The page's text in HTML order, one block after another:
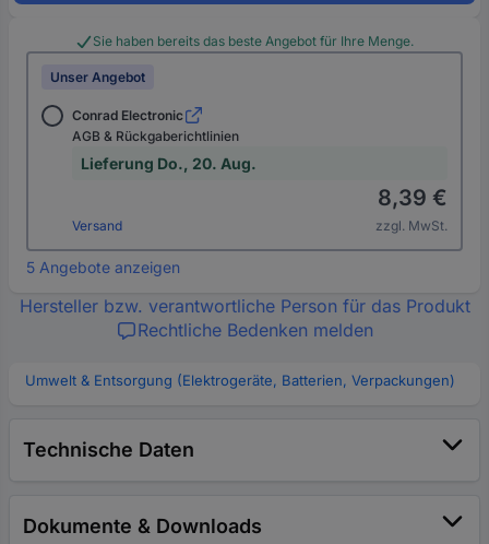
Sie haben bereits das beste Angebot für Ihre Menge.
Unser Angebot
Conrad Electronic
AGB & Rückgaberichtlinien
Lieferung Do., 20. Aug.
Versand
8,39 €
zzgl. MwSt.
5 Angebote anzeigen
Hersteller bzw. verantwortliche Person für das Produkt
Rechtliche Bedenken melden
Umwelt & Entsorgung (Elektrogeräte, Batterien, Verpackungen)
Technische Daten
Dokumente & Downloads